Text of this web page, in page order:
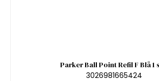
Parker Ball Point Refil F Blå 1
3026981665424